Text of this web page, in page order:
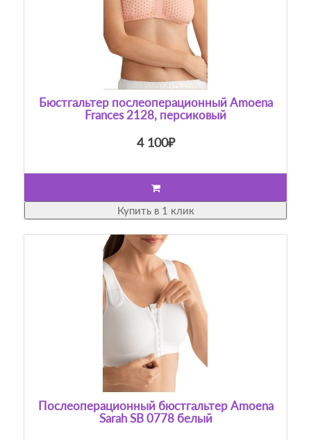
Бюстгальтер послеоперационный Amoena
Frances 2128, персиковый
4 100₽
Купить в 1 клик
Послеоперационный бюстгальтер Amoena
Sarah SB 0778 белый